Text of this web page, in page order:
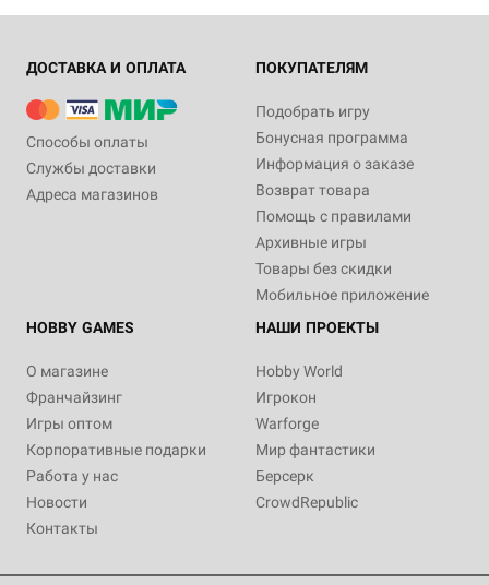
ДОСТАВКА И ОПЛАТА
Способы оплаты
Службы доставки
Адреса магазинов
ПОКУПАТЕЛЯМ
Подобрать игру
Бонусная программа
Информация о заказе
Возврат товара
Помощь с правилами
Архивные игры
Товары без скидки
Мобильное приложение
HOBBY GAMES
О магазине
Франчайзинг
Игры оптом
Корпоративные подарки
Работа у нас
Новости
Контакты
НАШИ ПРОЕКТЫ
Hobby World
Игрокон
Warforge
Мир фантастики
Берсерк
CrowdRepublic